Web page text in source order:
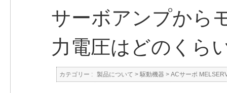
サーボアンプから
力電圧はどのくら
カテゴリー : 製品について > 駆動機器 > ACサーボ